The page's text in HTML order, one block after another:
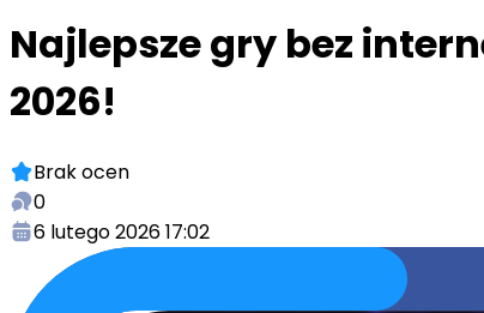
Najlepsze gry bez
2026!
Brak ocen
0
6 lutego 2026 17:02